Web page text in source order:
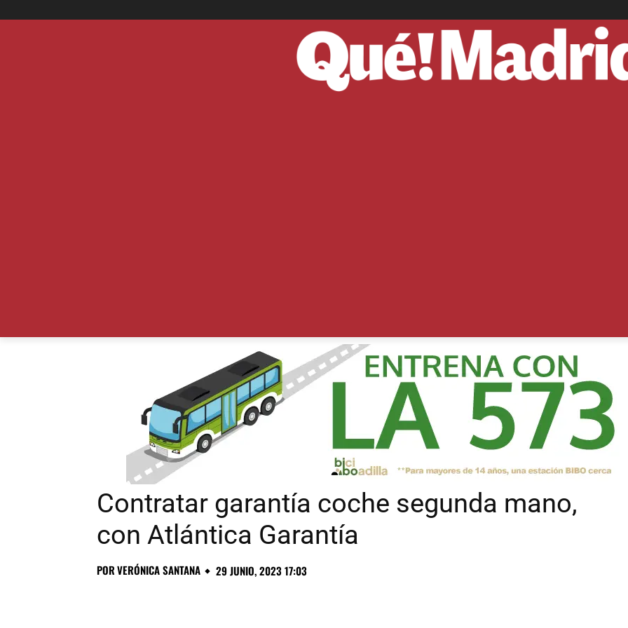
Contratar garantía coche segunda mano,
con Atlántica Garantía
PORVERÓNICA SANTANA 29 JUNIO, 2023 17:03